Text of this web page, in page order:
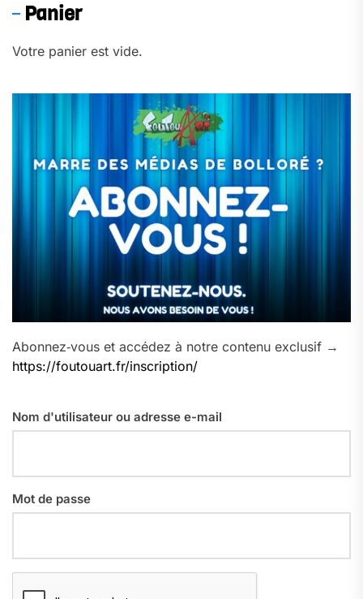
Panier
Votre panier est vide.
Abonnez‑vous et accédez à notre contenu exclusif →
https://foutouart.fr/inscription/
Nom d'utilisateur ou adresse e-mail
Mot de passe